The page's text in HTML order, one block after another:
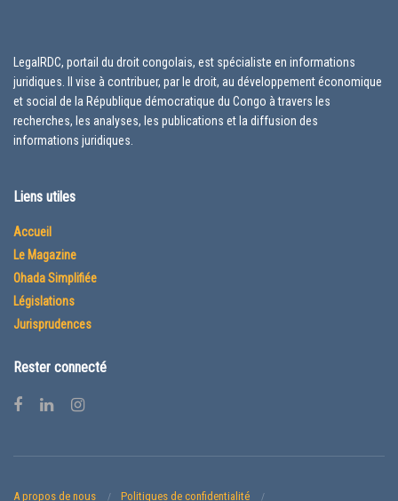
LegalRDC, portail du droit congolais, est spécialiste en informations
juridiques. Il vise à contribuer, par le droit, au développement économique
et social de la République démocratique du Congo à travers les
recherches, les analyses, les publications et la diffusion des
informations juridiques.
Liens utiles
Accueil
Le Magazine
Ohada Simplifiée
Législations
Jurisprudences
Rester connecté
A propos de nous Politiques de confidentialité